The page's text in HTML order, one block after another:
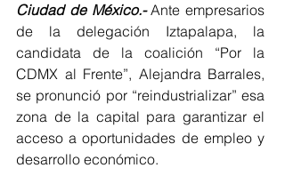
Ciudad de México.- Ante empresarios
de la delegación Iztapalapa, la
candidata de la coalición “Por la
CDMX al Frente”, Alejandra Barrales,
se pronunció por “reindustrializar” esa
zona de la capital para garantizar el
acceso a oportunidades de empleo y
desarrollo económico.